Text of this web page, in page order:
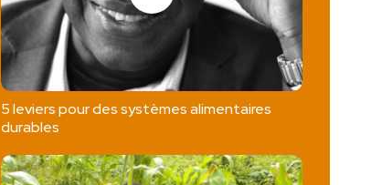
5 leviers pour des systèmes alimentaires
durables